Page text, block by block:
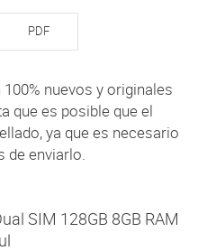
PDF
nuevos y originales
que es posible que el
ya que es necesario
de enviarlo.
SIM 128GB 8GB RAM